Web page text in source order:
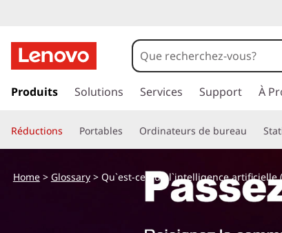
a
e
r
u
Produits Solutions Services Support À
Réductions Portables Ordinateurs de bureau
Home> Glossary> Qu`est-ce que l`intelligence artificielle